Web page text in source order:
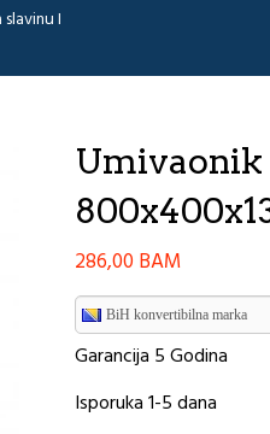
I
Umivaonik
286,00 BAM
BiH konvertibilna marka
Garancija 5 Godina
Isporuka 1-5 dana